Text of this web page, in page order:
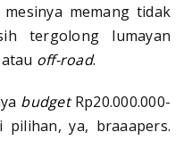
memang tidak
tergolong lumayan
off-road.
budgetRp20.000.000-
ya, braaapers.